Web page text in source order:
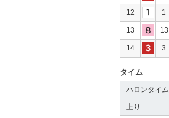
12 1
13 13
14 3
タイム
ハロンタイム
上り